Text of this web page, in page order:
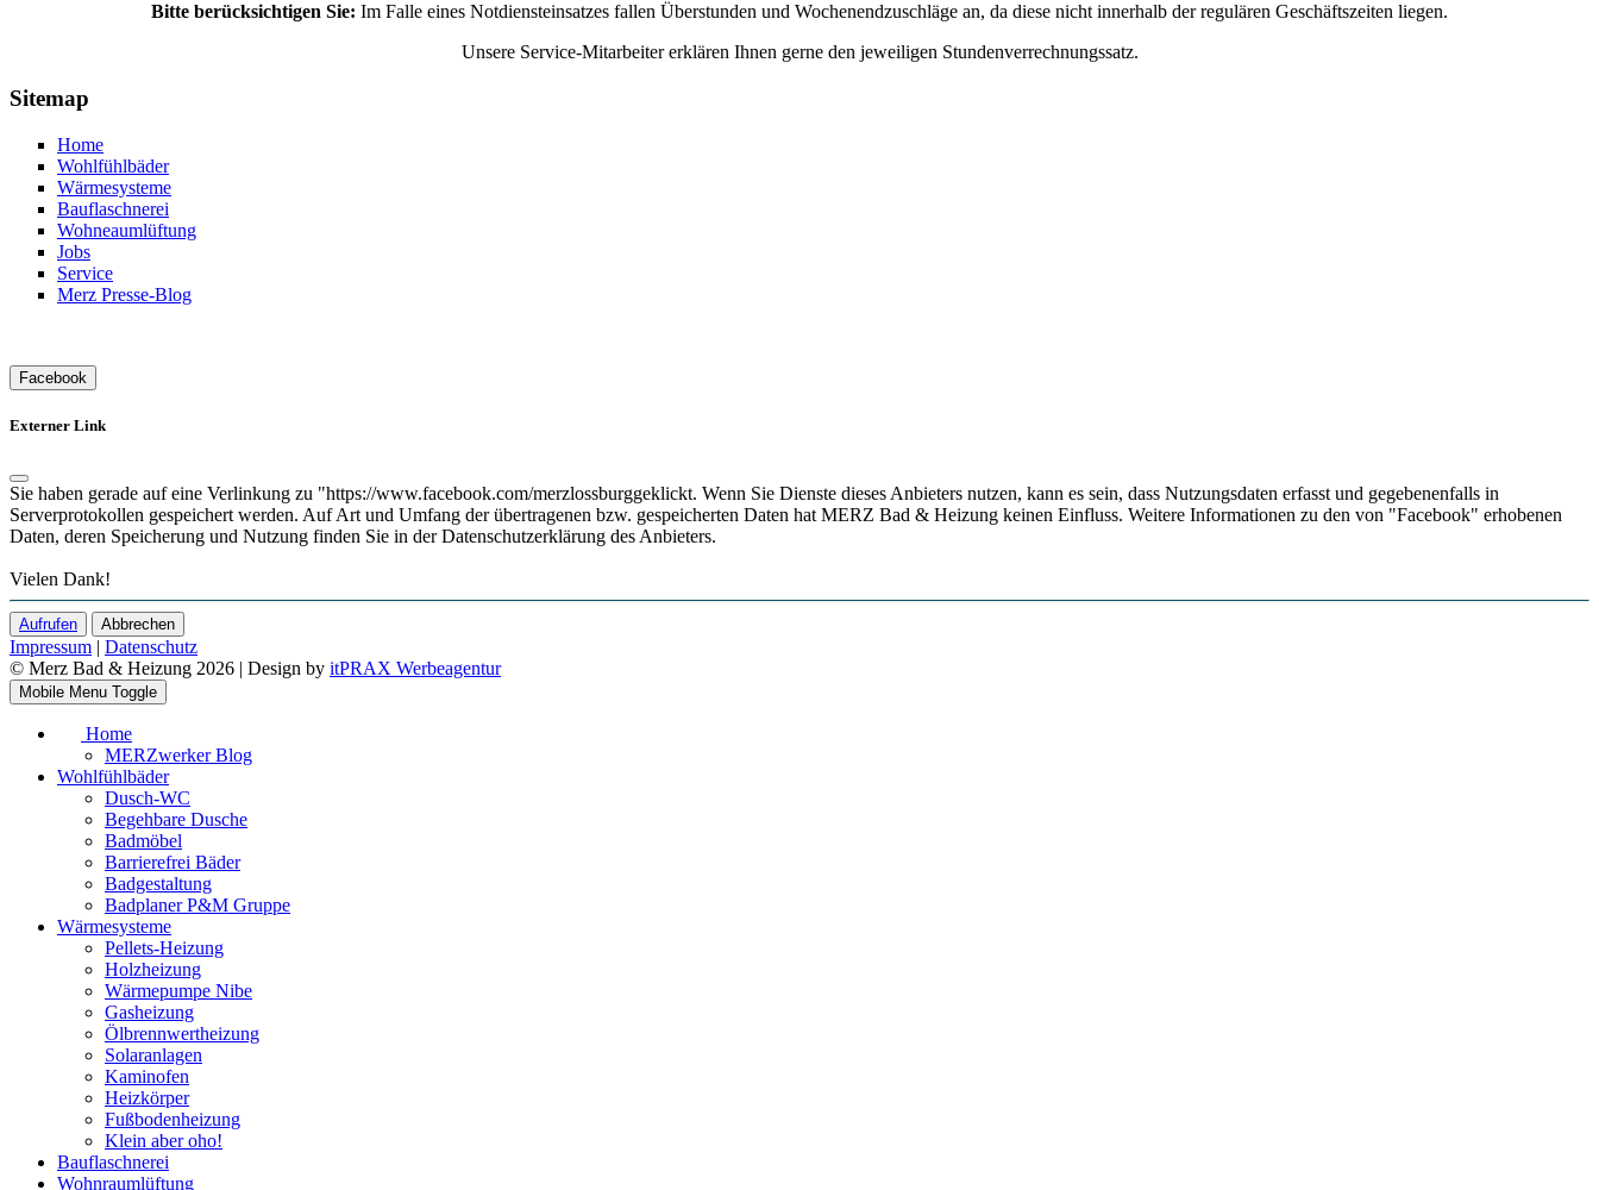
Bitte berücksichtigen Sie: Im Falle eines Notdiensteinsatzes fallen Überstunden und Wochenendzuschläge an, da diese nicht innerhalb der regulären Geschäftszeiten liegen.
Unsere Service-Mitarbeiter erklären Ihnen gerne den jeweiligen Stundenverrechnungssatz.
Sitemap
Home
Wohlfühlbäder
Wärmesysteme
Bauflaschnerei
Wohneaumlüftung
Jobs
Service
Merz Presse-Blog
Facebook
Externer Link
Sie haben gerade auf eine Verlinkung zu "https://www.facebook.com/merzlossburggeklickt. Wenn Sie Dienste dieses Anbieters nutzen, kann es sein, dass Nutzungsdaten erfasst und gegebenenfalls in
Serverprotokollen gespeichert werden. Auf Art und Umfang der übertragenen bzw. gespeicherten Daten hat MERZ Bad & Heizung keinen Einfluss. Weitere Informationen zu den von "Facebook" erhobenen
Daten, deren Speicherung und Nutzung finden Sie in der Datenschutzerklärung des Anbieters.
Vielen Dank!
Aufrufen Abbrechen
Impressum | Datenschutz
© Merz Bad & Heizung 2026 | Design by itPRAX Werbeagentur
Mobile Menu Toggle
Home
MERZwerker Blog
Wohlfühlbäder
Dusch-WC
Begehbare Dusche
Badmöbel
Barrierefrei Bäder
Badgestaltung
Badplaner P&M Gruppe
Wärmesysteme
Pellets-Heizung
Holzheizung
Wärmepumpe Nibe
Gasheizung
Ölbrennwertheizung
Solaranlagen
Kaminofen
Heizkörper
Fußbodenheizung
Klein aber oho!
Bauflaschnerei
Wohnraumlüftung